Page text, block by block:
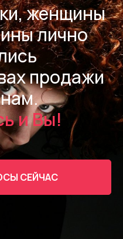
женщины
лично
продажи
и Вы!
СЕЙЧАС